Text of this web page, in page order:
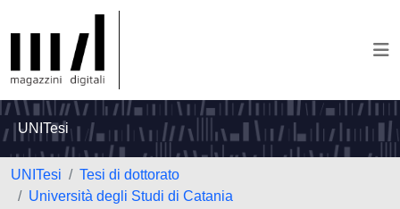
UNITesi
UNITesi
Tesi di dottorato
Università degli Studi di Catania